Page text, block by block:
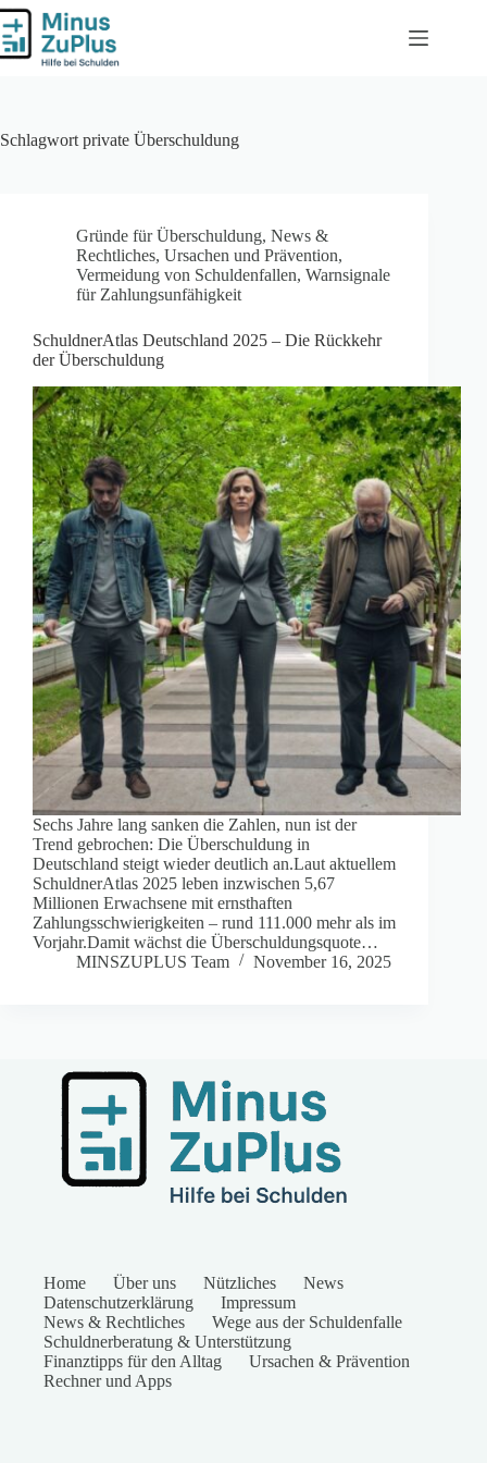
Zum
Inhalt
springen
Schlagwort private Überschuldung
Gründe für Überschuldung, News &
Rechtliches, Ursachen und Prävention,
Vermeidung von Schuldenfallen, Warnsignale
für Zahlungsunfähigkeit
SchuldnerAtlas Deutschland 2025 – Die Rückkehr
der Überschuldung
Sechs Jahre lang sanken die Zahlen, nun ist der
Trend gebrochen: Die Überschuldung in
Deutschland steigt wieder deutlich an.Laut aktuellem
SchuldnerAtlas 2025 leben inzwischen 5,67
Millionen Erwachsene mit ernsthaften
Zahlungsschwierigkeiten – rund 111.000 mehr als im
Vorjahr.Damit wächst die Überschuldungsquote…
MINSZUPLUS Team
November 16, 2025
Home Über uns Nützliches
News
Datenschutzerklärung
Impressum
News & Rechtliches
Wege aus der Schuldenfalle
Schuldnerberatung & Unterstützung
Finanztipps für den Alltag
Ursachen & Prävention
Rechner und Apps